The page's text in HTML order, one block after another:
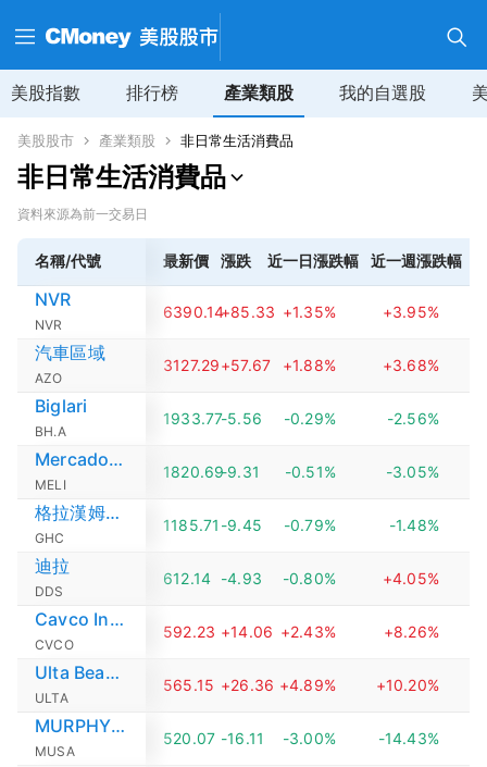
美股指數 排行榜 產業類股 我的自選股
美股股市 產業類股 非日常生活消費品
非日常生活消費品
資料來源為前一交易日
名稱/代號 最新價 漲跌 近一日漲跌幅 近一週漲跌幅
NVR
NVR
6390.14+85.33 +1.35% +3.95%
汽車區域
AZO
3127.29+57.67 +1.88% +3.68%
Biglari
BH.A
1933.77-5.56 -0.29% -2.56%
MercadoLibre
MELI
1820.69-9.31 -0.51% -3.05%
格拉漢姆控股
GHC
1185.71 -9.45 -0.79% -1.48%
迪拉
DDS
612.14 -4.93 -0.80% +4.05%
Cavco Industries
CVCO
592.23 +14.06 +2.43% +8.26%
Ulta Beauty
ULTA
565.15 +26.36 +4.89% +10.20%
MURPHY USA
MUSA
520.07 -16.11 -3.00% -14.43%